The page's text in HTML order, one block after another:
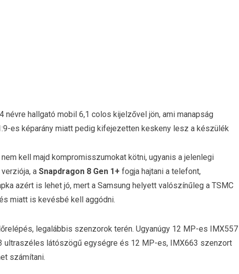
névre hallgató mobil 6,1 colos kijelzővel jön, ami manapság
es képarány miatt pedig kifejezetten keskeny lesz a készülék
kell majd kompromisszumokat kötni, ugyanis a jelenlegi
a Snapdragon 8 Gen 1+ fogja hajtani a telefont,
azért is lehet jó, mert a Samsung helyett valószínűleg a TSMC
miatt is kevésbé kell aggódni.
legalábbis szenzorok terén. Ugyanúgy 12 MP-es IMX557
ultraszéles látószögű egységre és 12 MP-es, IMX663 szenzort
számítani.